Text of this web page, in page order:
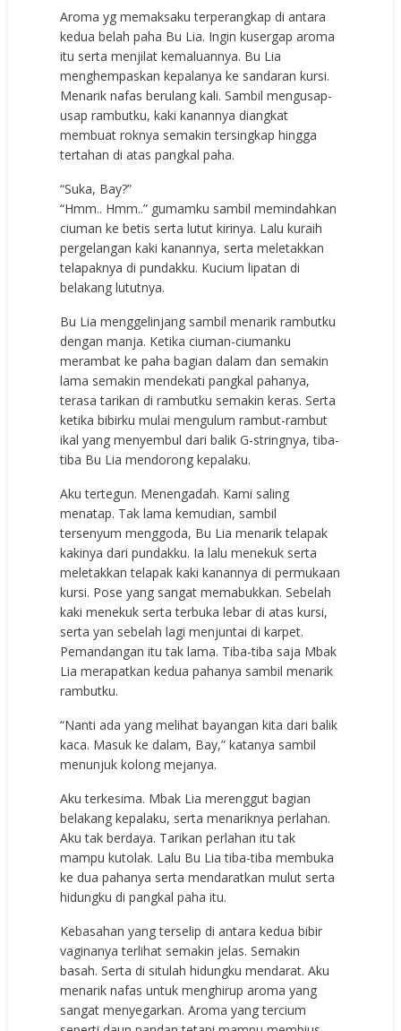
Aroma yg memaksaku terperangkap di antara
kedua belah paha Bu Lia. Ingin kusergap aroma
itu serta menjilat kemaluannya. Bu Lia
menghempaskan kepalanya ke sandaran kursi.
Menarik nafas berulang kali. Sambil mengusap-
usap rambutku, kaki kanannya diangkat
membuat roknya semakin tersingkap hingga
tertahan di atas pangkal paha.
“Suka, Bay?”
“Hmm.. Hmm..” gumamku sambil memindahkan
ciuman ke betis serta lutut kirinya. Lalu kuraih
pergelangan kaki kanannya, serta meletakkan
telapaknya di pundakku. Kucium lipatan di
belakang lututnya.
Bu Lia menggelinjang sambil menarik rambutku
dengan manja. Ketika ciuman-ciumanku
merambat ke paha bagian dalam dan semakin
lama semakin mendekati pangkal pahanya,
terasa tarikan di rambutku semakin keras. Serta
ketika bibirku mulai mengulum rambut-rambut
ikal yang menyembul dari balik G-stringnya, tiba-
tiba Bu Lia mendorong kepalaku.
Aku tertegun. Menengadah. Kami saling
menatap. Tak lama kemudian, sambil
tersenyum menggoda, Bu Lia menarik telapak
kakinya dari pundakku. Ia lalu menekuk serta
meletakkan telapak kaki kanannya di permukaan
kursi. Pose yang sangat memabukkan. Sebelah
kaki menekuk serta terbuka lebar di atas kursi,
serta yan sebelah lagi menjuntai di karpet.
Pemandangan itu tak lama. Tiba-tiba saja Mbak
Lia merapatkan kedua pahanya sambil menarik
rambutku.
“Nanti ada yang melihat bayangan kita dari balik
kaca. Masuk ke dalam, Bay,” katanya sambil
menunjuk kolong mejanya.
Aku terkesima. Mbak Lia merenggut bagian
belakang kepalaku, serta menariknya perlahan.
Aku tak berdaya. Tarikan perlahan itu tak
mampu kutolak. Lalu Bu Lia tiba-tiba membuka
ke dua pahanya serta mendaratkan mulut serta
hidungku di pangkal paha itu.
Kebasahan yang terselip di antara kedua bibir
vaginanya terlihat semakin jelas. Semakin
basah. Serta di situlah hidungku mendarat. Aku
menarik nafas untuk menghirup aroma yang
sangat menyegarkan. Aroma yang tercium